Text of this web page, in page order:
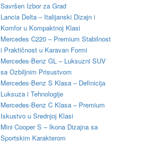
Savršen Izbor za Grad
Lancia Delta – Italijanski Dizajn i
Komfor u Kompaktnoj Klasi
Mercedes C220 – Premium Stabilnost
i Praktičnost u Karavan Formi
Mercedes-Benz GL – Luksuzni SUV
sa Ozbiljnim Prisustvom
Mercedes-Benz S Klasa – Definicija
Luksuza i Tehnologije
Mercedes-Benz C Klasa – Premium
Iskustvo u Srednjoj Klasi
Mini Cooper S – Ikona Dizajna sa
Sportskim Karakterom